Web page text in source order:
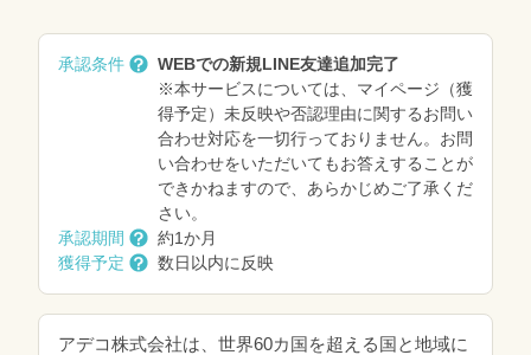
承認条件
WEBでの新規LINE友達追加完了
※本サービスについては、マイページ（獲
得予定）未反映や否認理由に関するお問い
合わせ対応を一切行っておりません。お問
い合わせをいただいてもお答えすることが
できかねますので、あらかじめご了承くだ
さい。
承認期間
約1か月
獲得予定
数日以内に反映
アデコ株式会社は、世界60カ国を超える国と地域に